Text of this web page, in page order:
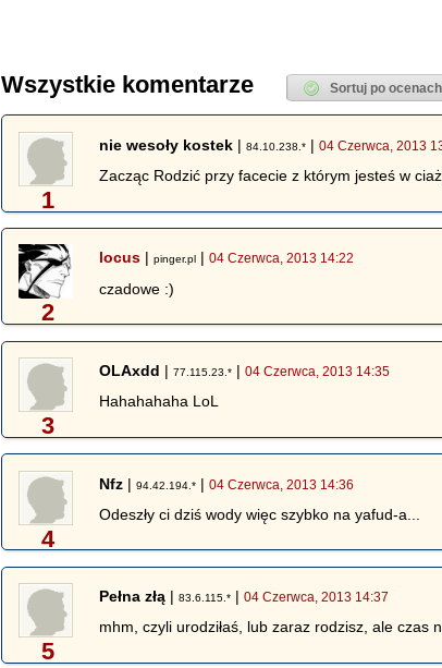
Wszystkie komentarze
1
nie wesoły kostek |84.10.238.* |04 Czerwca, 2013
Zacząc Rodzić przy facecie z którym jesteś w
2
locus |pinger.pl |04 Czerwca, 2013 14:22
czadowe :)
3
OLAxdd |77.115.23.* |04 Czerwca, 2013 14:35
Hahahahaha LoL
4
Nfz |94.42.194.* |04 Czerwca, 2013 14:36
Odeszły ci dziś wody więc szybko na yafud-a...
5
Pełna złą |83.6.115.* |04 Czerwca, 2013 14:37
mhm, czyli urodziłaś, lub zaraz rodzisz, ale czas